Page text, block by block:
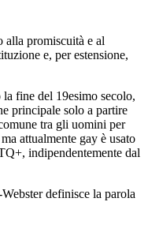
promiscuità e al
e, per estensione,
fine del 19esimo secolo,
principale solo a partire
tra gli uomini per
attualmente gay è usato
indipendentemente dal
definisce la parola